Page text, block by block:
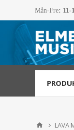
Mån-Fre: 11-
LAVA